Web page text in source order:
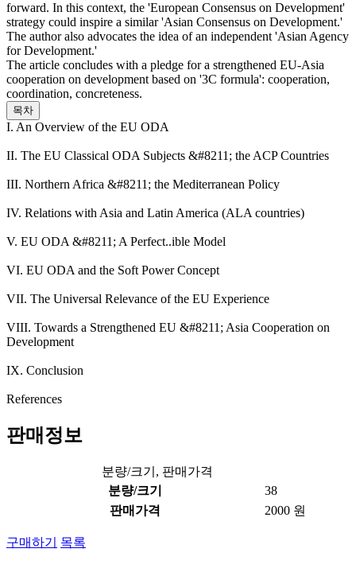
forward. In this context, the 'European Consensus on Development'
strategy could inspire a similar 'Asian Consensus on Development.'
The author also advocates the idea of an independent 'Asian Agency
for Development.'
The article concludes with a pledge for a strengthened EU-Asia
cooperation on development based on '3C formula': cooperation,
coordination, concreteness.
목차
I. An Overview of the EU ODA
II. The EU Classical ODA Subjects &#8211; the ACP Countries
III. Northern Africa &#8211; the Mediterranean Policy
IV. Relations with Asia and Latin America (ALA countries)
V. EU ODA &#8211; A Perfect..ible Model
VI. EU ODA and the Soft Power Concept
VII. The Universal Relevance of the EU Experience
VIII. Towards a Strengthened EU &#8211; Asia Cooperation on
Development
IX. Conclusion
References
판매정보
분량/크기, 판매가격
분량/크기
38
판매가격
2000 원
구매하기 목록